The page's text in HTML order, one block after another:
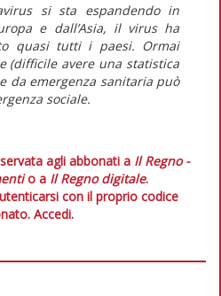
si sta espandendo in
e dall’Asia, il virus ha
quasi tutti i paesi. Ormai
(difficile avere una statistica
da emergenza sanitaria può
sociale.
agli abbonati a Il Regno -
o a Il Regno digitale.
con il proprio codice
Accedi.